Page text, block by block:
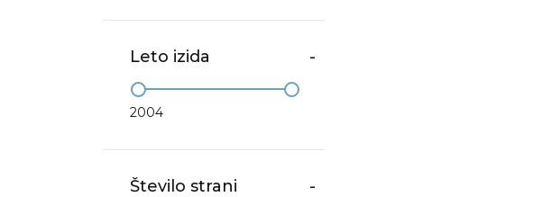
Leto izida -
2004
Število strani -